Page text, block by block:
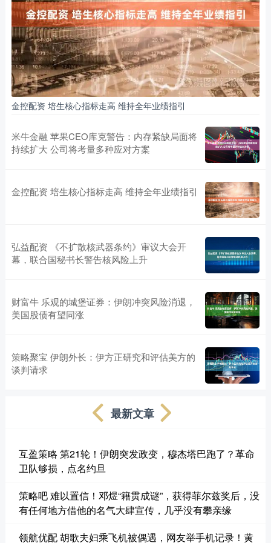
金控配资 培生核心指标走高 维持全年业绩指引
米牛金融 苹果CEO库克警告：内存紧缺局面将
持续扩大 公司将考量多种应对方案
金控配资 培生核心指标走高 维持全年业绩指引
弘益配资 《不扩散核武器条约》审议大会开
幕，联合国秘书长警告核风险上升
财富牛 乐观的城堡证券：伊朗冲突风险消退，
美国股债有望同涨
策略聚宝 伊朗外长：伊方正研究和评估美方的
谈判请求
最新文章
互盈策略 第21轮！伊朗突发政变，穆杰塔巴跑了？革命
卫队够损，点名约旦
策略吧 难以置信！邓煜“籍贯成谜”，获得菲尔兹奖后，没
有任何地方借他的名气大肆宣传，几乎没有攀亲缘
领航优配 胡歌夫妇乘飞机被偶遇，网友举手机记录！黄